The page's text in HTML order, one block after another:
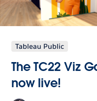
Tableau Public
The TC22 Viz
now live!